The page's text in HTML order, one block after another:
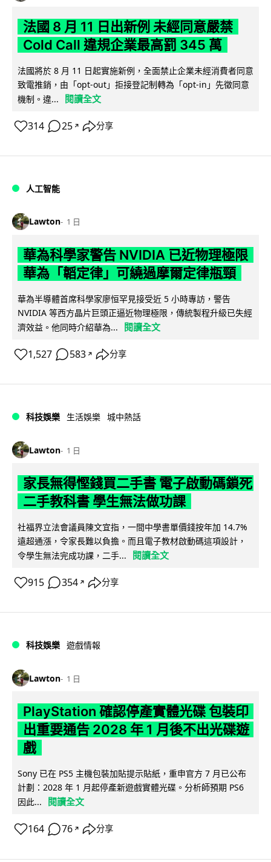
法國 8 月 11 日出新例 未經同意嚴禁
Cold Call 違規企業最高罰 345 萬
法國將於 8 月 11 日起實施新例，全面禁止企業未經消費者同意
致電推銷，由「opt-out」拒接登記制轉為「opt-in」先徵同意
機制。違...
閱讀全文
314 25 ↗ 分享
人工智能
Lawton 1 日
華為科學家警告 NVIDIA 已近物理極限
華為「韜定律」可繞過摩爾定律瓶頸
華為半導體首席科學家廖恒罕見接受近 5 小時專訪，警告
NVIDIA 等西方晶片巨頭正逼近物理極限，傳統製程升級已失經
濟效益。他同時介紹華為...
閱讀全文
1,527 583 ↗ 分享
科技娛樂 生活娛樂 城中熱話
Lawton 1 日
家長無得慳錢買二手書 電子啟動碼鎖死
二手教科書 學生無法做功課
社福界立法會議員陳文宜指，一間中學書單價錢按年加 14.7%
遠超通漲，令家長難以負擔。而且電子教材啟動碼這項設計，
令學生無法完成功課，二手...
閱讀全文
915 354 ↗ 分享
科技娛樂 遊戲情報
Lawton 1 日
PlayStation 確認停產實體光碟 包裝印
出重要通告 2028 年 1 月後不出光碟遊
戲
Sony 已在 PS5 主機包裝加貼提示貼紙，重申官方 7 月已公布
計劃：2028 年 1 月起停產新遊戲實體光碟。分析師預期 PS6
因此...
閱讀全文
164 76 ↗ 分享